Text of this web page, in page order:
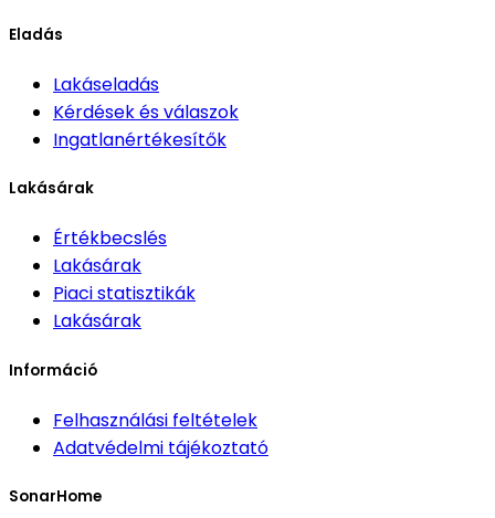
Eladás
Lakáseladás
Kérdések és válaszok
Ingatlanértékesítők
Lakásárak
Értékbecslés
Lakásárak
Piaci statisztikák
Lakásárak
Információ
Felhasználási feltételek
Adatvédelmi tájékoztató
SonarHome